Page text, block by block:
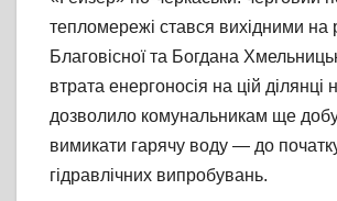
тепломережі стався вихідними на
Благовісної та Богдана
втрата енергоносія на цій
дозволило комунальникам ще
вимикати гарячу воду — до
гідравлічних випробувань.